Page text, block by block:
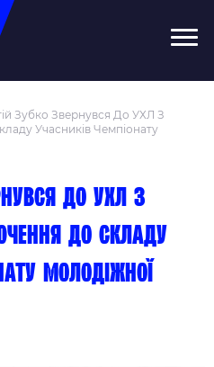
Зубко Звернувся До УХЛ З
Учасників Чемпіонату
до УХЛ з
до складу
молодіжної